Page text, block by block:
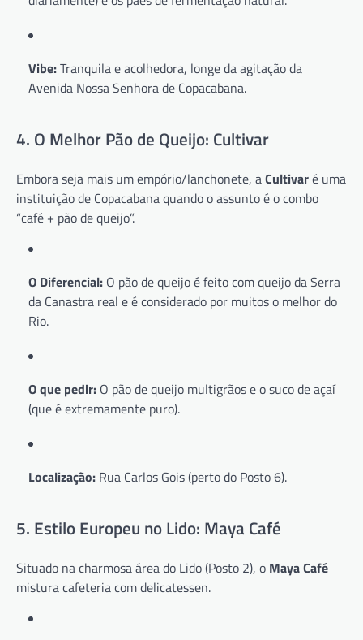
Vibe:Tranquila e acolhedora, longe da agitação da
Avenida Nossa Senhora de Copacabana.
4. O Melhor Pão de Queijo: Cultivar
Embora seja mais um empório/lanchonete, aCultivaré uma
instituição de Copacabana quando o assunto é o combo
“café + pão de queijo”.
O Diferencial: O pão de queijo é feito com queijo da Serra
da Canastra real e é considerado por muitos o melhor do
Rio.
O que pedir: O pão de queijo multigrãos e o suco de açaí
(que é extremamente puro).
Localização: Rua Carlos Gois (perto do Posto 6).
5. Estilo Europeu no Lido: Maya Café
Situado na charmosa área do Lido (Posto 2), o Maya Café
mistura cafeteria com delicatessen.